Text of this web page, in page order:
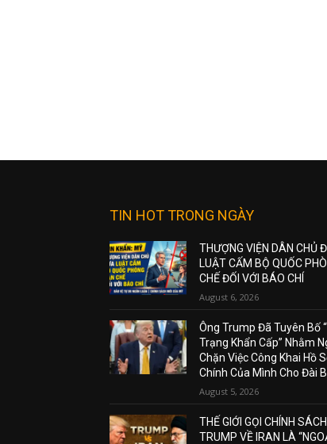
TIN HOT TRONG NGÀY
THƯỢNG VIỆN DÂN CHỦ
LUẬT CẤM BỘ QUỐC
CHẾ ĐỐI VỚI BÁO CHÍ
August 6, 2026
Ông Trump Đã Tuyên Bố
Trạng Khẩn Cấp” Nhằm
Chặn Việc Công Khai Hồ
Chính Của Mình Cho Đài
August 5, 2026
THẾ GIỚI GỌI CHÍNH
TRUMP VỀ IRAN LÀ